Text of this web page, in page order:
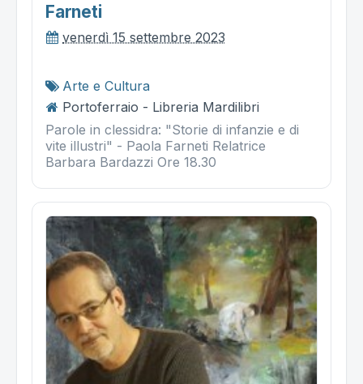
Farneti
venerdì 15 settembre 2023
Arte e Cultura
Portoferraio - Libreria Mardilibri
Parole in clessidra: "Storie di infanzie e di
vite illustri" - Paola Farneti Relatrice
Barbara Bardazzi Ore 18.30